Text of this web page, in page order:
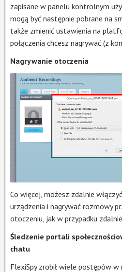
zapisane w panelu kontrolnym
mogą być następnie pobrane na
także zmienić ustawienia na
połączenia chcesz nagrywać (z
Nagrywanie otoczenia
Co więcej, możesz zdalnie
urządzenia i nagrywać rozmowy
otoczeniu, jak w przypadku
Śledzenie portali
chatu
FlexiSpy zrobił wiele postępów